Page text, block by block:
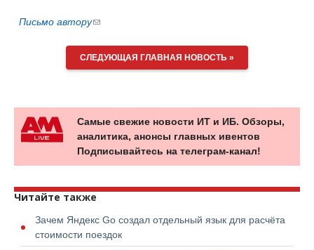
Письмо автору(ссылка
отправки
email)
СЛЕДУЮЩАЯ ГЛАВНАЯ НОВОСТЬ »
Самые свежие новости ИТ и ИБ. Обзоры,
аналитика, анонсы главных ивентов
Подписывайтесь на телеграм-канал!
Читайте также
Зачем Яндекс Go создал отдельный язык для расчёта
стоимости поездок